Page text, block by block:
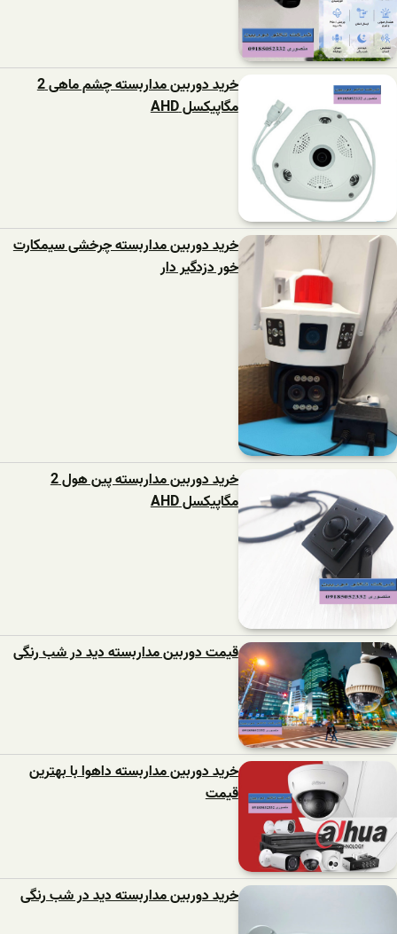
خرید دوربین مداربسته چشم ماهی 2
مگاپیکسل AHD
خرید دوربین مداربسته چرخشی سیمکارت
خور دزدگیر دار
خرید دوربین مداربسته پین هول 2
مگاپیکسل AHD
قیمت دوربین مداربسته دید در شب رنگی
خرید دوربین مداربسته داهوا با بهترین
قیمت
خرید دوربین مداربسته دید در شب رنگی